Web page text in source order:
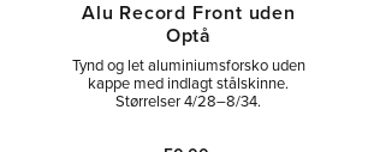
Alu Record Front uden
Optå
Tynd og let aluminiumsforsko uden
kappe med indlagt stålskinne.
Størrelser 4/28–8/34.